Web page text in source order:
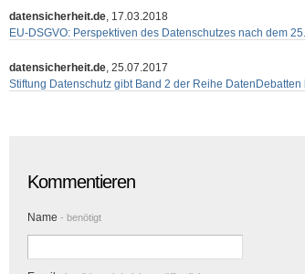
datensicherheit.de, 17.03.2018
EU-DSGVO: Perspektiven des Datenschutzes nach dem
datensicherheit.de, 25.07.2017
Stiftung Datenschutz gibt Band 2 der Reihe DatenDebatten
Kommentieren
Name - benötigt